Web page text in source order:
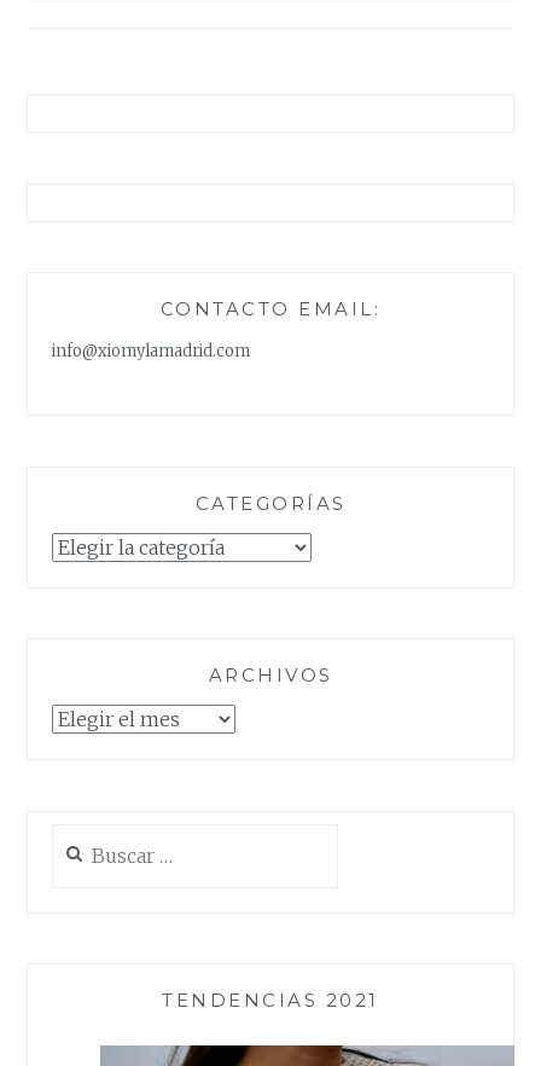
CONTACTO EMAIL:
info@xiomylamadrid.com
CATEGORÍAS
Categorías
ARCHIVOS
Archivos
TENDENCIAS 2021